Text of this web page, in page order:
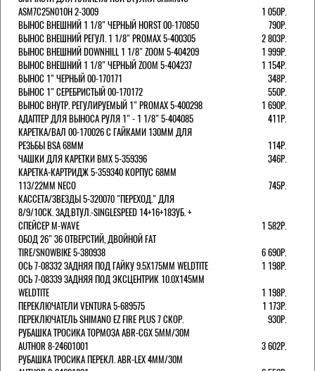
ASM7C25N010H 2-3009
1 050Р.
ВЫНОС ВНЕШНИЙ 1 1/8" ЧЕРНЫЙ HORST 00-170850
790Р.
ВЫНОС ВНЕШНИЙ РЕГУЛ. 1 1/8" PROMAX 5-400305
2 803Р.
ВЫНОС ВНЕШНИЙ DOWNHILL 1 1/8" ZOOM 5-404209
1 999Р.
ВЫНОС ВНЕШНИЙ 1 1/8" ЧЕРНЫЙ ZOOM 5-404237
1 154Р.
ВЫНОС 1" ЧЕРНЫЙ 00-170171
348Р.
ВЫНОС 1" СЕРЕБРИСТЫЙ 00-170172
550Р.
ВЫНОС ВНУТР. РЕГУЛИРУЕМЫЙ 1" PROMAX 5-400298
1 690Р.
АДАПТЕР ДЛЯ ВЫНОСА РУЛЯ 1" - 1 1/8" 5-404085
411Р.
КАРЕТКА/ВАЛ 00-170026 С ГАЙКАМИ 130ММ ДЛЯ
РЕЗЬБЫ BSA 68ММ
114Р.
ЧАШКИ ДЛЯ КАРЕТКИ BMX 5-359396
346Р.
КАРЕТКА-КАРТРИДЖ 5-359340 КОРПУС 68ММ
113/22ММ NECO
745Р.
КАССЕТА/ЗВЕЗДЫ 5-320070 "ПЕРЕХОД." ДЛЯ
8/9/10СК. ЗАД.ВТУЛ.-SINGLESPEED 14+16+18ЗУБ. +
СПЕЙСЕР M-WAVE
1 582Р.
ОБОД 26" 36 ОТВЕРСТИЙ, ДВОЙНОЙ FAT
TIRE/SNOWBIKE 5-380938
6 690Р.
ОСЬ 7-08332 ЗАДНЯЯ ПОД ГАЙКУ 9.5Х175ММ WELDTITE
1 198Р.
ОСЬ 7-08339 ЗАДНЯЯ ПОД ЭКСЦЕНТРИК 10.0Х145ММ
WELDTITE
1 198Р.
ПЕРЕКЛЮЧАТЕЛИ VENTURA 5-689575
1 173Р.
ПЕРЕКЛЮЧАТЕЛЬ SHIMANO EZ FIRE PLUS 7 СКОР.
930Р.
РУБАШКА ТРОСИКА ТОРМОЗА ABR-CGX 5MM/30M
AUTHOR 8-24601001
3 602Р.
РУБАШКА ТРОСИКА ПЕРЕКЛ. ABR-LEX 4MM/30M